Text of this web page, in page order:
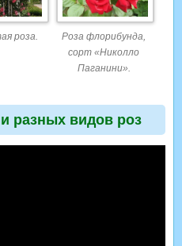
роза.
Роза флорибунда,
сорт «Николло
Паганини».
разных видов роз